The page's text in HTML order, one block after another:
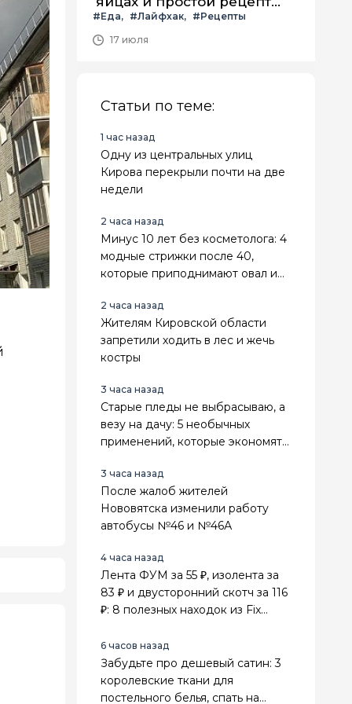
летнего салата с ним
#Еда #Лайфхак
#Рецепты
17 июля
Статьи по теме:
1 час назад
Одну из центральных улиц
Кирова перекрыли почти на две
недели
2 часа назад
Минус 10 лет без косметолога: 4
модные стрижки после 40,
которые приподнимают овал и
2 часа назад
Жителям Кировской области
запретили ходить в лес и жечь
костры
3 часа назад
Старые пледы не выбрасываю, а
везу на дачу: 5 необычных
применений, которые экономят
3 часа назад
После жалоб жителей
Нововятска изменили работу
автобусы №46 и №46А
4 часа назад
Лента ФУМ за 55 ₽, изолента за
83 ₽ и двусторонний скотч за 116
₽: 8 полезных находок из Fix
6 часов назад
Забудьте про дешевый сатин: 3
королевские ткани для
постельного белья, спать на